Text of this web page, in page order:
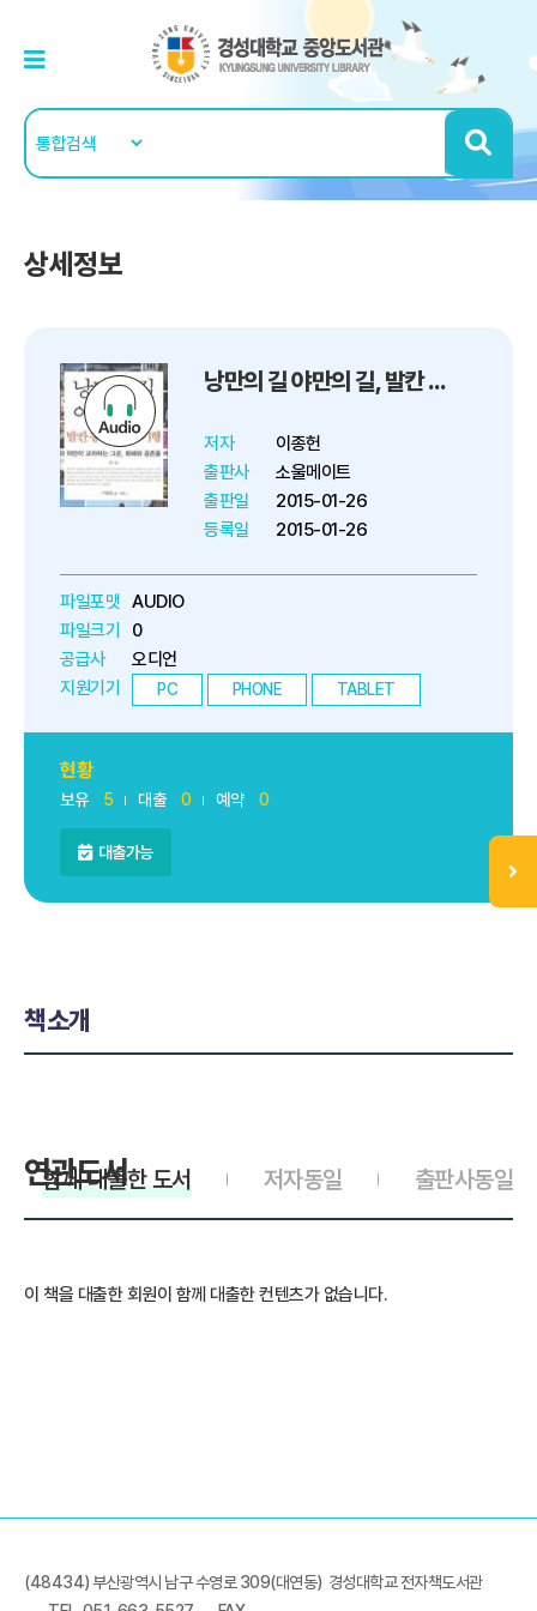
상세정보
낭만의 길 야만의 길, 발칸 동유럽 역사기행
저자
이종헌
출판사
소울메이트
출판일
2015-01-26
등록일
2015-01-26
파일포맷 AUDIO
파일크기
0
공급사
오디언
지원기기
PC PHONE TABLET
현황
보유 5 대출 0 예약 0
대출가능
책소개
연관도서 출판사동일
저자동일
함께 대출한 도서
이 책을 대출한 회원이 함께 대출한 컨텐츠가 없습니다.
(48434) 부산광역시 남구 수영로 309(대연동) 경성대학교 전자책도서관